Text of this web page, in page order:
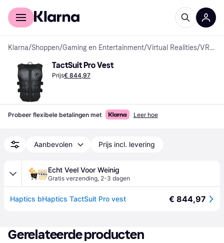
Voor shoppers
Klarna/Shoppen/Gaming en Entertainment/Virtual Realities/ VR-accessoires
TactSuit Pro Vest
Prijs€ 844,97
Probeer flexibele betalingen met Leer hoe
Aanbevolen Prijs incl. levering
Echt Veel Voor Weinig
Gratis verzending, 2-3 dagen
Haptics bHaptics TactSuit Pro vest € 844,97
Gerelateerde producten